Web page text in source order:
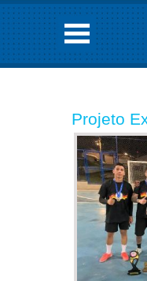
Projeto